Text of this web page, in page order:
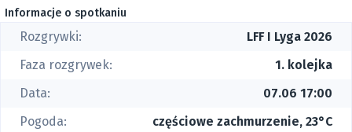
Informacje o spotkaniu
Rozgrywki:
LFF I Lyga 2026
Faza rozgrywek:
1. kolejka
Data:
07.06 17:00
Pogoda:
częściowe zachmurzenie, 23°C